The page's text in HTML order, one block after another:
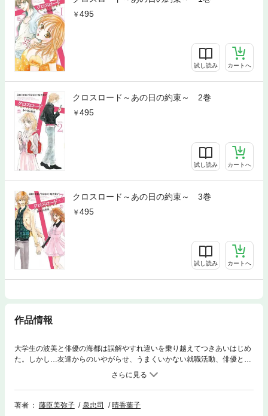
495
試し読み カートへ
クロスロード～あの日の約束～ 2巻
495
試し読み カートへ
クロスロード～あの日の約束～ 3巻
495
試し読み カートへ
作品情報
大学生の波美と俳優の海都は誤解やすれ違いを乗り越えてつきあいはじめ
た。しかし…友達からのいやがらせ、うまくいかない就職活動、俳優とし
て有名になっていく海都になかなか会えないこと…。波美の悩みはつきな
著者 藤臣美弥子 泉忠司
晴香葉子